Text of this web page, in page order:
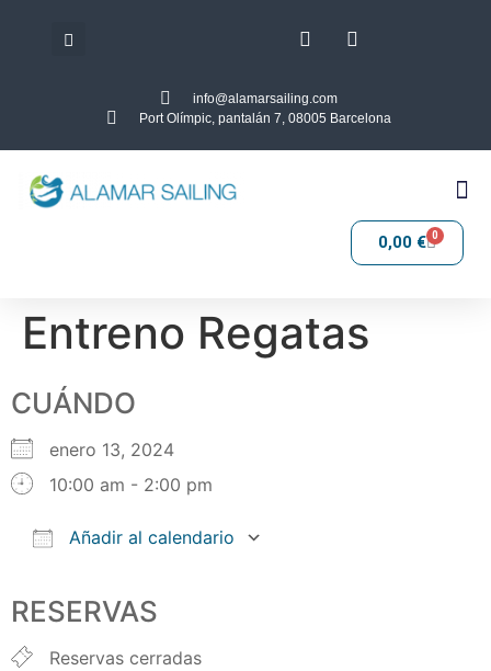
info@alamarsailing.com
Port Olímpic, pantalán 7, 08005 Barcelona
0,00 € 0
Entreno Regatas
CUÁNDO
enero 13, 2024
10:00 am - 2:00 pm
Añadir al calendario
RESERVAS
Reservas cerradas